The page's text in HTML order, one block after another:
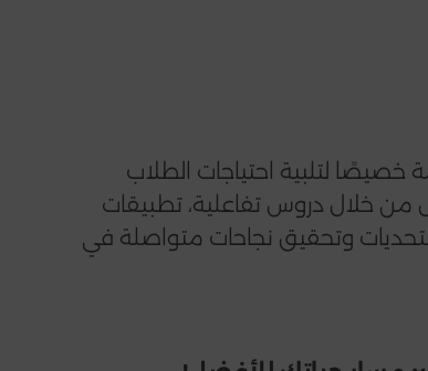
لتلبية احتياجات الطلاب
من خلال دروس تفاعلية، تطبيقات
وتحقيق نجاحات متواصلة في